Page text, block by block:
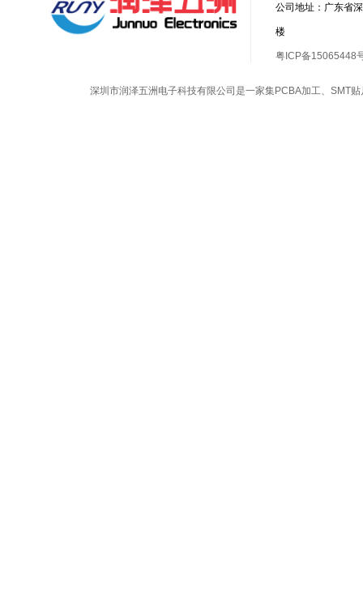
公司地址：广东省
楼
粤ICP备15065448
深圳市润泽五洲电子科技有限公司是一家集PCBA加工、 SMT贴